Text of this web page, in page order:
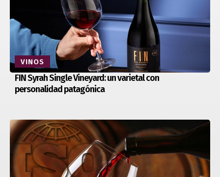
VINOS
FIN Syrah Single Vineyard: un varietal con
personalidad patagónica